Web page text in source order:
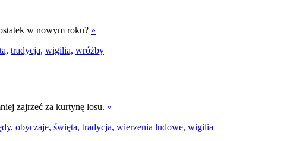
w nowym roku? »
tradycja, wigilia, wróżby
zajrzeć za kurtynę losu. »
obyczaje, święta, tradycja, wierzenia ludowe, wigilia